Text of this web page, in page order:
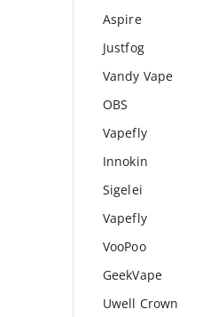
Aspire
Justfog
Vandy Vape
OBS
Vapefly
Innokin
Sigelei
Vapefly
VooPoo
GeekVape
Uwell Crown